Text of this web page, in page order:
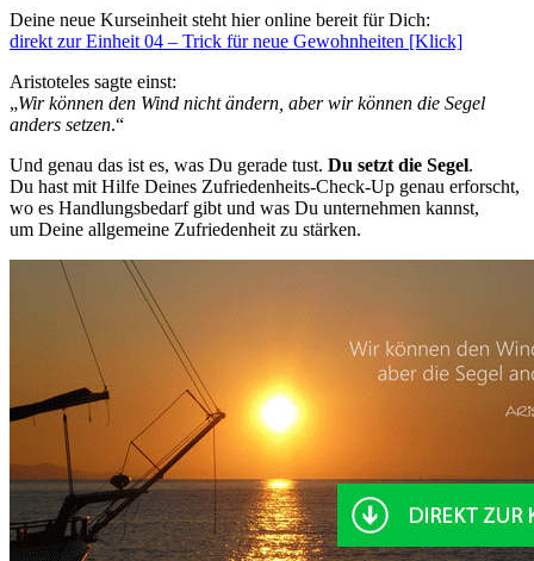
Deine neue Kurseinheit steht hier online bereit für Dich:
direkt zur Einheit 04 – Trick für neue Gewohnheiten [Klick]
Aristoteles sagte einst:
„Wir können den Wind nicht ändern, aber wir können die Segel
anders setzen.“
Und genau das ist es, was Du gerade tust. Du setzt die Segel.
Du hast mit Hilfe Deines Zufriedenheits-Check-Up genau erforscht,
wo es Handlungsbedarf gibt und was Du unternehmen kannst,
um Deine allgemeine Zufriedenheit zu stärken.